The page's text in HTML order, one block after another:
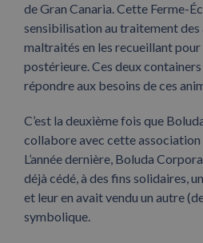
de Gran Canaria. Cette Ferme-
sensibilisation au traitement des
maltraités en les recueillant
postérieure. Ces deux
répondre aux besoins de ces
C’est la deuxième fois que
collabore avec cette
L’année dernière, Boluda
déjà cédé, à des fins solidaires,
et leur en avait vendu un autre
symbolique.